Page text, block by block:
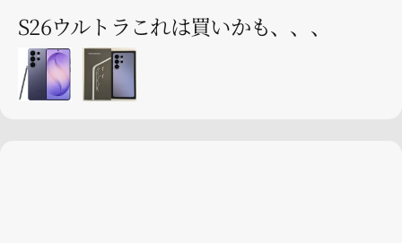
S26ウルトラこれは買いかも、、、